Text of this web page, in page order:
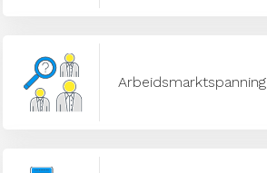
Arbeidsmarktspanning